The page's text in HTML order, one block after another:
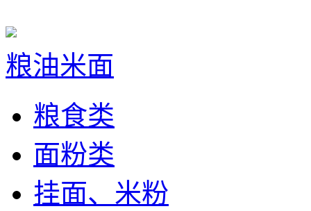
粮油米面
粮食类
面粉类
挂面、米粉